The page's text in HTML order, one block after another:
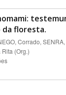
floresta.
Corrado,
(Org.)